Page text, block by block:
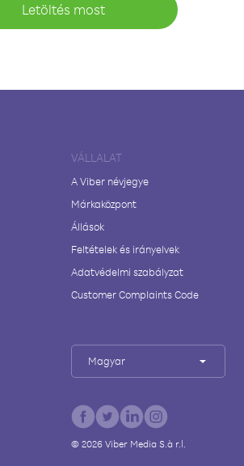
Letöltés most
VÁLLALAT
A Viber névjegye
Márkaközpont
Állások
Feltételek és irányelvek
Adatvédelmi szabályzat
Customer Complaints Code
Magyar
© 2026Viber Media S.à r.l.